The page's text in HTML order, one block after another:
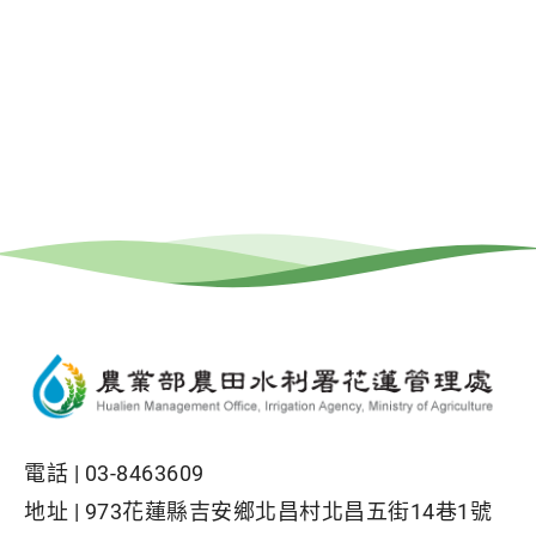
電話 | 03-8463609
地址 | 973花蓮縣吉安鄉北昌村北昌五街14巷1號